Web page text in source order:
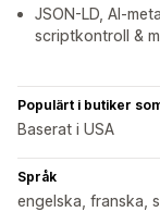
JSON-LD, AI-
scriptkontroll &
Populärt i butiker
Baserat i USA
Språk
engelska, franska,